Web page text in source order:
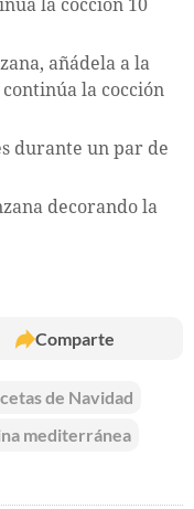
la cocción 10
añádela a la
la cocción
durante un par de
decorando la
Comparte
de Navidad
mediterránea